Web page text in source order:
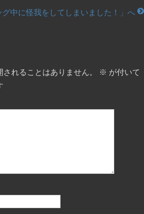
中に怪我をしてしまいました！」へ
れることはありません。 ※ が付いて